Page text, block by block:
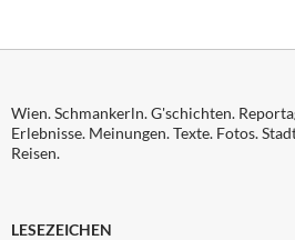
Wien. Schmankerln. G'schichten.
Erlebnisse. Meinungen. Texte. Fotos.
Reisen.
LESEZEICHEN